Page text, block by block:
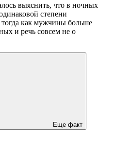
выяснить, что в ночных
степени
тогда как мужчины больше
и речь совсем не о
Еще факт